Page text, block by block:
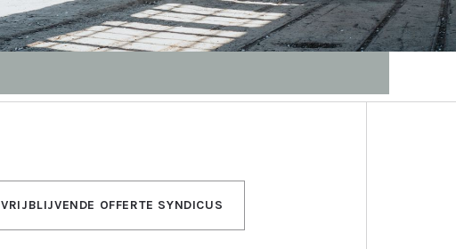
VRIJBLIJVENDE OFFERTE SYNDICUS